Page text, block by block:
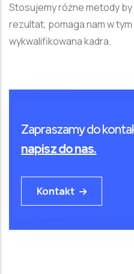
Stosujemy różne metody
rezultat, pomaga nam w
wykwalifikowana kadra.
Zapraszamy do
napisz do nas.
Kontakt